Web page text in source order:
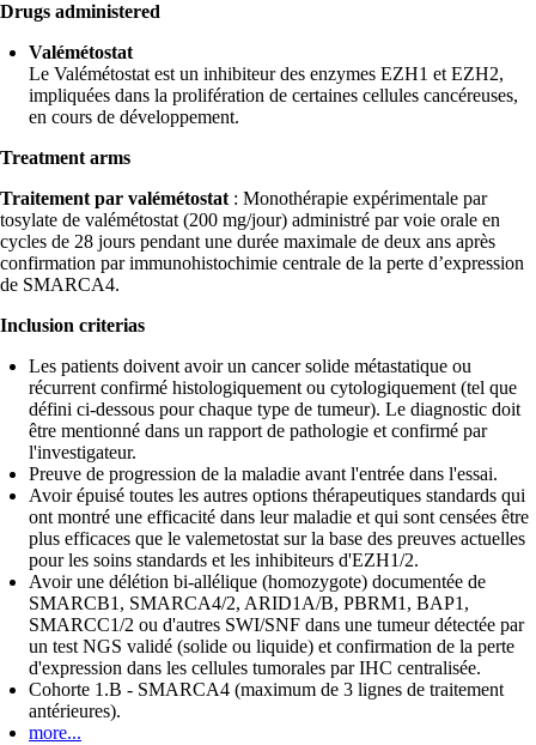
Drugs administered
Valémétostat
Le Valémétostat est un inhibiteur des enzymes EZH1 et EZH2,
impliquées dans la prolifération de certaines cellules cancéreuses,
en cours de développement.
Treatment arms
Traitement par valémétostat : Monothérapie expérimentale par
tosylate de valémétostat (200 mg/jour) administré par voie orale en
cycles de 28 jours pendant une durée maximale de deux ans après
confirmation par immunohistochimie centrale de la perte d’expression
de SMARCA4.
Inclusion criterias
Les patients doivent avoir un cancer solide métastatique ou
récurrent confirmé histologiquement ou cytologiquement (tel que
défini ci-dessous pour chaque type de tumeur). Le diagnostic doit
être mentionné dans un rapport de pathologie et confirmé par
l'investigateur.
Preuve de progression de la maladie avant l'entrée dans l'essai.
Avoir épuisé toutes les autres options thérapeutiques standards qui
ont montré une efficacité dans leur maladie et qui sont censées être
plus efficaces que le valemetostat sur la base des preuves actuelles
pour les soins standards et les inhibiteurs d'EZH1/2.
Avoir une délétion bi-allélique (homozygote) documentée de
SMARCB1, SMARCA4/2, ARID1A/B, PBRM1, BAP1,
SMARCC1/2 ou d'autres SWI/SNF dans une tumeur détectée par
un test NGS validé (solide ou liquide) et confirmation de la perte
d'expression dans les cellules tumorales par IHC centralisée.
Cohorte 1.B - SMARCA4 (maximum de 3 lignes de traitement
antérieures).
more...